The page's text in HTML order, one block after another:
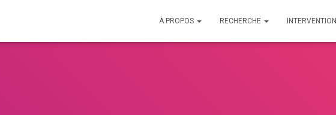
À PROPOS RECHERCHE INTERVENTION